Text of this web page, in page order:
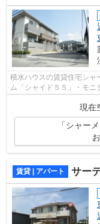
積水ハウスの賃貸住宅シ
ム「シャイド５５」・モニ
ス・追炊き機能・浴室乾燥
現在
「シャー
賃貸 | アパート サー